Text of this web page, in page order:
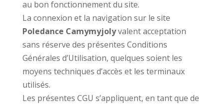
au bon fonctionnement du site.
La connexion et la navigation sur le site
Poledance Camymyjolyvalent acceptation
sans réserve des présentes Conditions
Générales d’Utilisation, quelques soient les
moyens techniques d’accès et les terminaux
utilisés.
Les présentes CGU s’appliquent, en tant que de